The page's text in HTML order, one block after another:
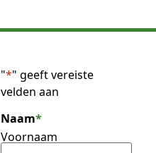
"*" geeft vereiste
velden aan
Naam*
Voornaam